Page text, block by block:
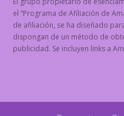
el “Programa de Afiliación de
de afiliación, se ha diseñado
dispongan de un método de
publicidad. Se incluyen links a